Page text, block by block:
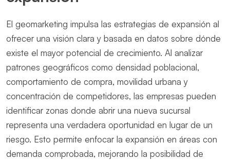
El geomarketing impulsa las estrategias de expansión al
ofrecer una visión clara y basada en datos sobre dónde
existe el mayor potencial de crecimiento. Al analizar
patrones geográficos como densidad poblacional,
comportamiento de compra, movilidad urbana y
concentración de competidores, las empresas pueden
identificar zonas donde abrir una nueva sucursal
representa una verdadera oportunidad en lugar de un
riesgo. Esto permite enfocar la expansión en áreas con
demanda comprobada, mejorando la posibilidad de